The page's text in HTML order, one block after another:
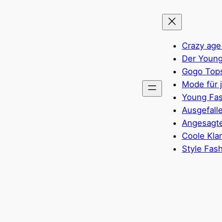
Crazy
Der
Gogo
Mode für
Young
Coole
Style